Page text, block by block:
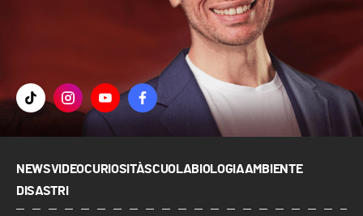
NEWSVIDEOCURIOSITÀSCUOLABIOLOGIAAMBIENTE
DISASTRI